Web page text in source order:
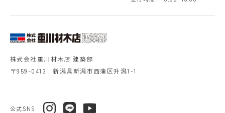
公式SNS
株式会社重川材木店 建築部
〒959-0413 新潟県新潟市西蒲区升潟1-1